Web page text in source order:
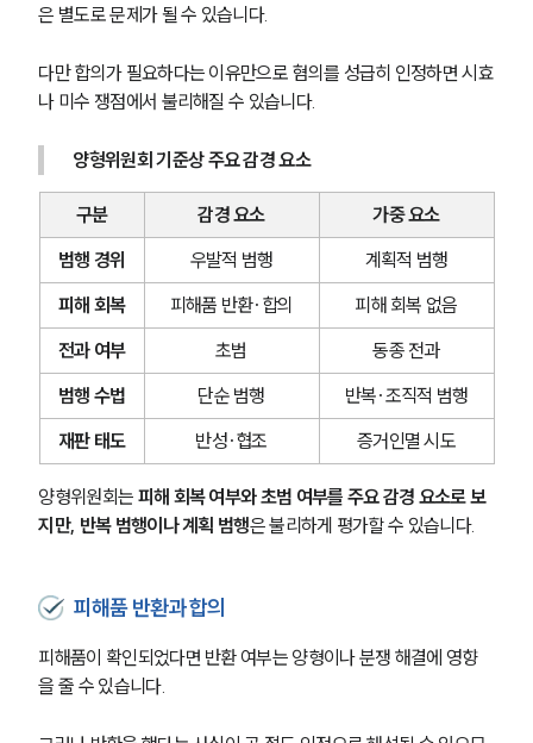
그룹소개
그룹소개
대륜의 강점
오시는 길
글로벌 파트너 로펌
고객의 소리
통합검색
형사 법률정보
은 별도로 문제가 될 수 있습니다.
다만 합의가 필요하다는 이유만으로 혐의를 성급히 인정하면 시효
나 미수 쟁점에서 불리해질 수 있습니다.
양형위원회 기준상 주요 감경 요소
구분 감경 요소
가중 요소
범행 경위
우발적 범행
계획적 범행
피해 회복
피해품 반환·합의
피해 회복 없음
전과 여부
초범
동종 전과
범행 수법
단순 범행
반복·조직적 범행
재판 태도
반성·협조 증거인멸 시도
양형위원회는 피해 회복 여부와 초범 여부를 주요 감경 요소로 보
지만, 반복 범행이나 계획 범행은 불리하게 평가할 수 있습니다.
피해품 반환과 합의
피해품이 확인되었다면 반환 여부는 양형이나 분쟁 해결에 영향
을 줄 수 있습니다.